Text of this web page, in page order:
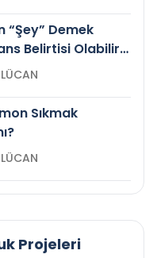
“Şey” Demek
Belirtisi Olabilir
Sıkmak
Projeleri